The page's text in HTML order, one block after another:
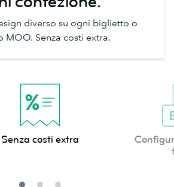
diverso su ogni biglietto o
MOO. Senza costi extra.
Senza costi extra